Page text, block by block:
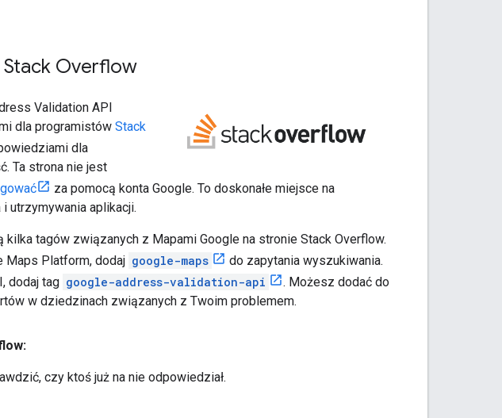
Stack Overflow
Validation API
dla programistów Stack
dla
Ta strona nie jest
za pomocą konta Google. To doskonałe miejsce na
utrzymywania aplikacji.
kilka tagów związanych z Mapami Google na stronie Stack Overflow.
Maps Platform, dodaj google-maps
do zapytania wyszukiwania.
dodaj tag google-address-validation-api
. Możesz dodać do
w dziedzinach związanych z Twoim problemem.
czy ktoś już na nie odpowiedział.